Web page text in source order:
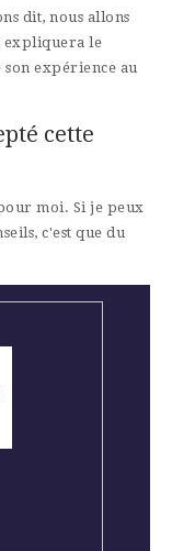
dit, nous allons
expliquera le
expérience au
cette
moi. Si je peux
c'est que du